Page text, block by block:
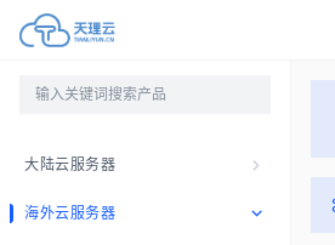
大陆云服务器
海外云服务器